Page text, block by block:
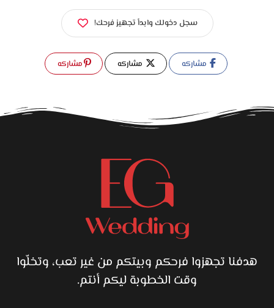
سجل دخولك وابدأ تجهيز فرحك!
مشاركه مشاركه مشاركه
هدفنا تجهزوا فرحكم وبيتكم من غير تعب، وتخلّوا
وقت الخطوبة ليكم أنتم.